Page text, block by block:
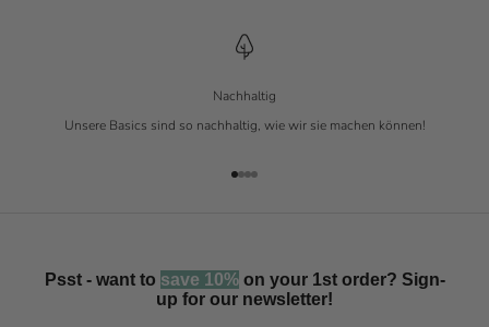
Nachhaltig
Unsere Basics sind so nachhaltig, wie wir sie machen können!
Gehe zu Element 1
Gehe zu Element 2
Gehe zu Element 3
Gehe zu Element 4
Psst - want to save 10%on your 1st order? Sign-
up for our newsletter!